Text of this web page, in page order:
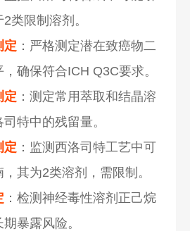
类限制溶剂。
定 ：严格测定潜在致癌物二
确保符合ICH Q3C要求。
定 ：测定常用萃取和结晶溶
特中的残留量。
定 ：监测西洛司特工艺中可
其为2类溶剂，需限制。
：检测神经毒性溶剂正己烷
暴露风险。